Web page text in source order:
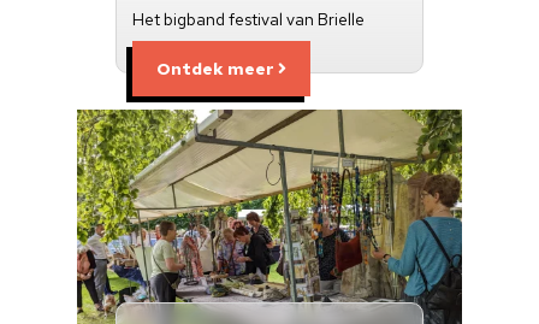
Het bigband festival van Brielle
Ontdek meer